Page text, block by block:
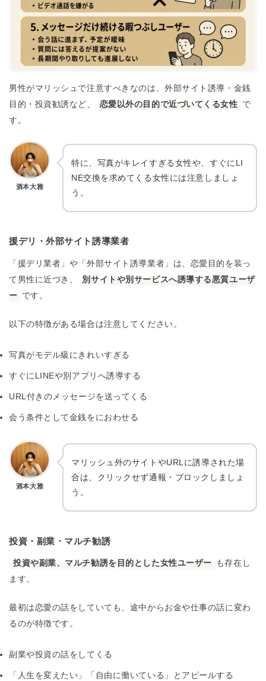
男性がマリッシュで注意すべきなのは、外部サイト誘導・金銭
目的・投資勧誘など、
恋愛以外の目的で近づいてくる女性 で
す。
酒本大雅
特に、写真がキレイすぎる女性や、すぐにLI
NE交換を求めてくる女性には注意しましょ
う。
援デリ・外部サイト誘導業者
「援デリ業者」や「外部サイト誘導業者」は、恋愛目的を装っ
て男性に近づき、
別サイトや別サービスへ誘導する悪質ユーザ
ー です。
以下の特徴がある場合は注意してください。
写真がモデル級にきれいすぎる
すぐにLINEや別アプリへ誘導する
URL付きのメッセージを送ってくる
会う条件として金銭をにおわせる
酒本大雅
マリッシュ外のサイトやURLに誘導された場
合は、クリックせず通報・ブロックしましょ
う。
投資・副業・マルチ勧誘
投資や副業、マルチ勧誘を目的とした女性ユーザー
も存在し
ます。
最初は恋愛の話をしていても、途中からお金や仕事の話に変わ
るのが特徴です。
副業や投資の話をしてくる
「人生を変えたい」「自由に働いている」とアピールする